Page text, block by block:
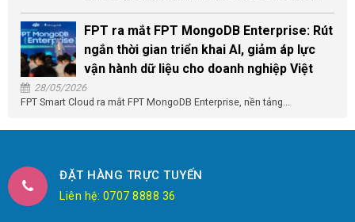
FPT ra mắt FPT MongoDB Enterprise: Rút
ngắn thời gian triển khai AI, giảm áp lực
vận hành dữ liệu cho doanh nghiệp Việt
28/05/2026
FPT Smart Cloud ra mắt FPT MongoDB Enterprise, nền tảng...
ĐẶT HÀNG TRỰC TUYẾN
Liên hệ: 0707 8888 36